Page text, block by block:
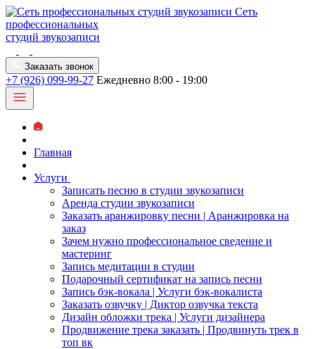
Сеть
профессиональных
студий звукозаписи
Заказать звонок
+7 (926) 099-99-27 Ежедневно 8:00 - 19:00
Главная
Услуги
Записать песню в студии звукозаписи
Аренда студии звукозаписи
Заказать аранжировку песни | Аранжировка на
заказ
Зачем нужно профессиональное сведение и
мастеринг
Запись медитации в студии
Подарочный сертификат на запись песни
Запись бэк-вокала | Услуги бэк-вокалиста
Заказать озвучку | Диктор озвучка текста
Дизайн обложки трека | Услуги дизайнера
Продвижение трека заказать | Продвинуть трек в
топ вк